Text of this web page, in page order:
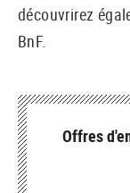
découvrirez
BnF.
Offres